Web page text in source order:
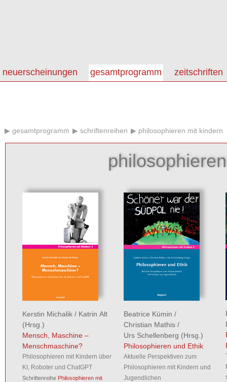
neuerscheinungen gesamtprogramm zeitschriften
gesamtprogramm schriftenreihen philosophieren mit kindern
Kerstin Michalik / Katrin Alt
(Hrsg.)
Mensch, Maschine –
Menschmaschine?
Philosophieren mit Kindern über
KI, Roboter und ChatGPT
Schriftenreihe Philosophieren mit
Beatrice Kümin /
Christian Mathis /
Urs Schellenberg (Hrsg.)
Philosophieren und Ethik
Aktuelle Perspektiven zum
Philosophieren mit Kindern und
Jugendlichen